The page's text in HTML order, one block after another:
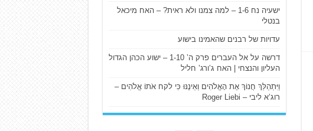
ישעיה נח 1-6 – למה צמנו ולא ראית? – האח מיכאל
בנטלי
עדויות של רבנים שהאמינו בישוע
דרשה על אל העברים פרק ה’ 1-10 – ישוע הכהן הגדול
העליון והנצחי | האח ג’ורג’ חליל
וַיִּתְהַלֵּךְ חֲנוֹךְ אֶת הָאֱלֹהִים וְאֵינֶנּוּ כִּי לקח אֹתוֹ אֱלֹהִים –
רוג’א ליבי – Roger Liebi